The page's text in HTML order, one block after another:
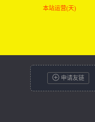
本站运营(天)
申请友链